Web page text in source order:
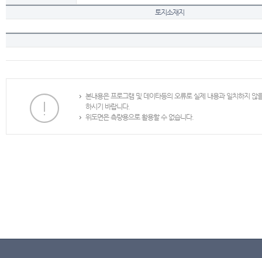
토지소재지
본내용은 프로그램 및 데이타등의 오류로 실제 내용과 일치하지
하시기 바랍니다.
위도면은 측량용으로 활용할 수 없습니다.